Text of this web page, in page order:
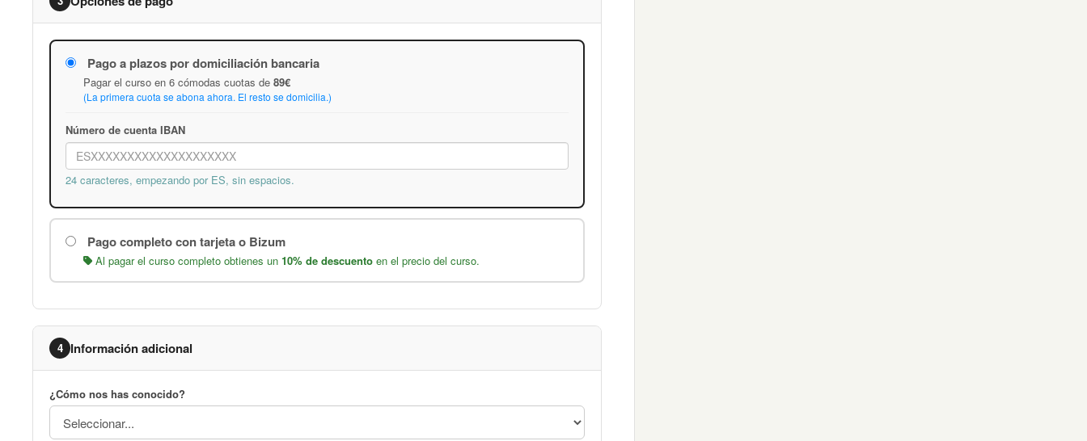
Pago a plazos por domiciliación bancaria
Pagar el curso en 6 cómodas cuotas de 89€
(La primera cuota se abona ahora. El resto se domicilia.)
Número de cuenta IBAN
24 caracteres, empezando por ES, sin espacios.
Pago completo con tarjeta o Bizum
Al pagar el curso completo obtienes un 10% de descuento en el precio del curso.
4 Información adicional
¿Cómo nos has conocido?